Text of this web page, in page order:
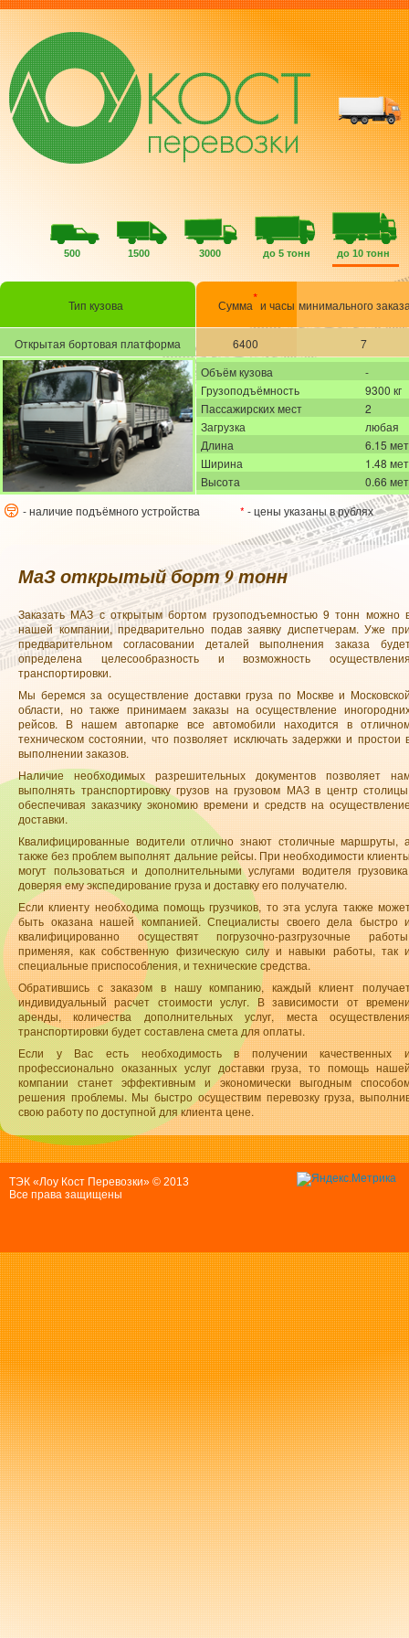
500 1500 3000 до 5 тонн до 10 тонн
Тип кузова Сумма*и часы минимального
Открытая бортовая платформа 6400
7
Объём кузова
-
Грузоподъёмность
9300 кг
Пассажирских мест
2
Загрузка
любая
Длина
6.15
Ширина
1.48
Высота
0.66
- наличие подъёмного устройства
* - цены указаны в рублях
МаЗ открытый борт 9 тонн
Заказать МАЗ с открытым бортом грузоподъемностью 9 тонн можно
нашей компании, предварительно подав заявку диспетчерам. Уже
предварительном согласовании деталей выполнения заказа
определена целесообразность и возможность
транспортировки.
Мы беремся за осуществление доставки груза по Москве и
области, но также принимаем заказы на осуществление
рейсов. В нашем автопарке все автомобили находится в
техническом состоянии, что позволяет исключать задержки и простои
выполнении заказов.
Наличие необходимых разрешительных документов позволяет
выполнять транспортировку грузов на грузовом МАЗ в центр
обеспечивая заказчику экономию времени и средств на
доставки.
Квалифицированные водители отлично знают столичные маршруты,
также без проблем выполнят дальние рейсы. При необходимости
могут пользоваться и дополнительными услугами водителя
доверяя ему экспедирование груза и доставку его получателю.
Если клиенту необходима помощь грузчиков, то эта услуга также
быть оказана нашей компанией. Специалисты своего дела быстро
квалифицированно осуществят погрузочно-разгрузочные
применяя, как собственную физическую силу и навыки работы, так
специальные приспособления, и технические средства.
Обратившись с заказом в нашу компанию, каждый клиент
индивидуальный расчет стоимости услуг. В зависимости от
аренды, количества дополнительных услуг, места
транспортировки будет составлена смета для оплаты.
Если у Вас есть необходимость в получении качественных
профессионально оказанных услуг доставки груза, то помощь
компании станет эффективным и экономически выгодным
решения проблемы. Мы быстро осуществим перевозку груза,
свою работу по доступной для клиента цене.
ТЭК «Лоу Кост Перевозки» © 2013
Все права защищены